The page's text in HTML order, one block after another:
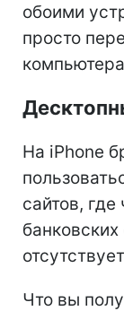
обоими
просто
На iPhone
сайтов,
Что вы